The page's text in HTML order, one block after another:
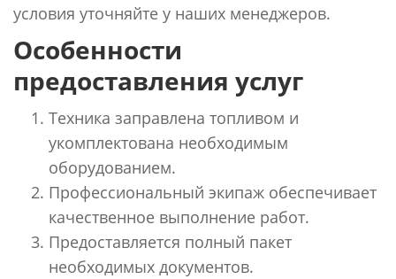
условия уточняйте у наших менеджеров.
Особенности
предоставления услуг
Техника заправлена топливом и
укомплектована необходимым
оборудованием.
Профессиональный экипаж обеспечивает
качественное выполнение работ.
Предоставляется полный пакет
необходимых документов.